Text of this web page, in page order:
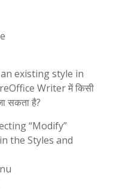
existing style in
Writer में किसी
सकता है?
“Modify”
the Styles and